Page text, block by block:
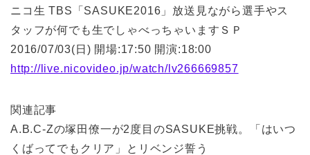
ニコ生 TBS「SASUKE2016」放送見ながら選手やス
タッフが何でも生でしゃべっちゃいますＳＰ
2016/07/03(日) 開場:17:50 開演:18:00
http://live.nicovideo.jp/watch/lv266669857
関連記事
A.B.C-Zの塚田僚一が2度目のSASUKE挑戦。「はいつ
くばってでもクリア」とリベンジ誓う